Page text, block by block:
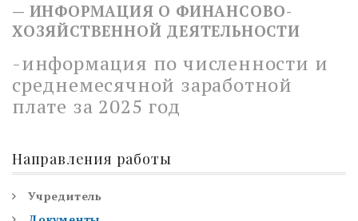
— ИНФОРМАЦИЯ О ФИНАНСОВО-
ХОЗЯЙСТВЕННОЙ ДЕЯТЕЛЬНОСТИ
-информация по численности и
среднемесячной заработной
плате за 2025 год
Направления работы
Учредитель